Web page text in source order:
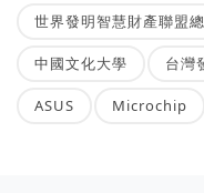
世界發明智慧財產聯盟
中國文化大學 台灣
ASUS Microchip